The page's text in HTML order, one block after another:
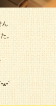
ん
。
13年レッスン生徒さんです。yoshie'‎´•ﻌ•`